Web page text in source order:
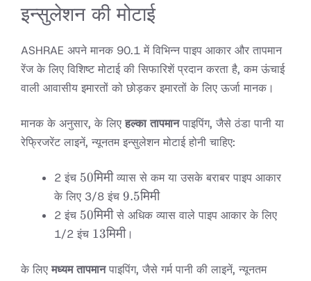
इन्सुलेशन की मोटाई
ASHRAE अपने मानक 90.1 में विभिन्न पाइप आकार और तापमान
रेंज के लिए विशिष्ट मोटाई की सिफारिशें प्रदान करता है, कम ऊंचाई
वाली आवासीय इमारतों को छोड़कर इमारतों के लिए ऊर्जा मानक।
मानक के अनुसार, के लिएहल्का तापमानपाइपिंग, जैसे ठंडा पानी या
रेफ्रिजरेंट लाइनें, न्यूनतम इन्सुलेशन मोटाई होनी चाहिए:
2 इंच 50
मिमी
50मिमीव्यास से कम या उसके बराबर पाइप आकार
के लिए 3/8 इंच 9.5
मिमी
9.5मिमी
2 इंच 50
मिमी
50मिमीसे अधिक व्यास वाले पाइप आकार के लिए
1/2 इंच 13
13मिमी।
के लिएमध्यम तापमानपाइपिंग, जैसे गर्म पानी की लाइनें, न्यूनतम